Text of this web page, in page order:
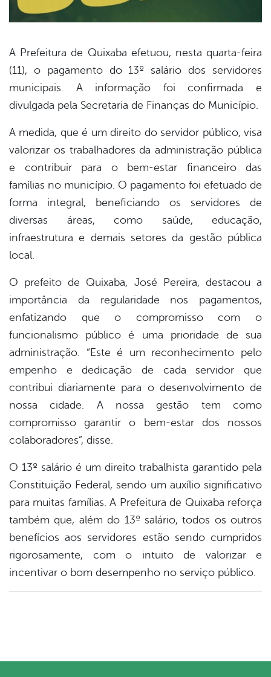
A Prefeitura de Quixaba efetuou, nesta quarta-feira
(11), o pagamento do 13º salário dos servidores
municipais. A informação foi confirmada e
divulgada pela Secretaria de Finanças do Município.
A medida, que é um direito do servidor público, visa
valorizar os trabalhadores da administração pública
e contribuir para o bem-estar financeiro das
famílias no município. O pagamento foi efetuado de
forma integral, beneficiando os servidores de
diversas áreas, como saúde, educação,
infraestrutura e demais setores da gestão pública
local.
O prefeito de Quixaba, José Pereira, destacou a
importância da regularidade nos pagamentos,
enfatizando que o compromisso com o
funcionalismo público é uma prioridade de sua
administração. “Este é um reconhecimento pelo
empenho e dedicação de cada servidor que
contribui diariamente para o desenvolvimento de
nossa cidade. A nossa gestão tem como
compromisso garantir o bem-estar dos nossos
colaboradores”, disse.
O 13º salário é um direito trabalhista garantido pela
Constituição Federal, sendo um auxílio significativo
para muitas famílias. A Prefeitura de Quixaba reforça
também que, além do 13º salário, todos os outros
benefícios aos servidores estão sendo cumpridos
rigorosamente, com o intuito de valorizar e
incentivar o bom desempenho no serviço público.